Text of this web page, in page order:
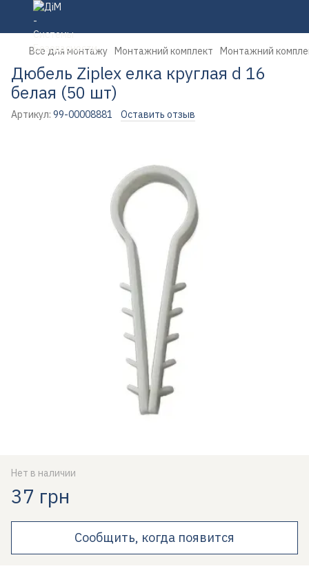
Все для монтажу Монтажний комплект Монтажний
Дюбель Ziplex елка круглая d 16
белая (50 шт)
Артикул: 99-00008881 Оставить отзыв
Нет в наличии
37 грн
Сообщить, когда появится